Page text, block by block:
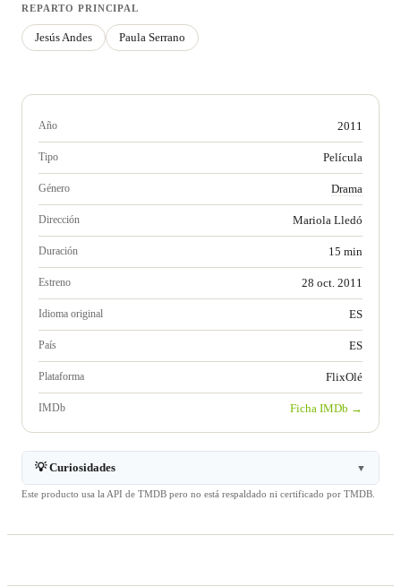
REPARTO PRINCIPAL
Jesús Andes Paula Serrano
Año 2011
Tipo Película
Género Drama
Dirección Mariola Lledó
Duración 15 min
Estreno 28 oct. 2011
Idioma original ES
País ES
Plataforma FlixOlé
IMDb Ficha IMDb →
💡 Curiosidades ▼
Este producto usa la API de TMDB pero no está respaldado ni certificado por TMDB.